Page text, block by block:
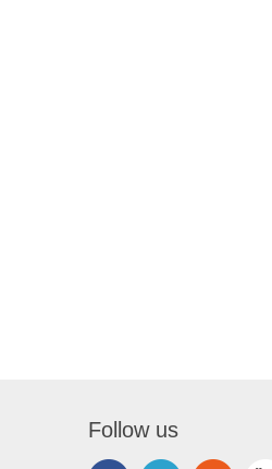
Follow us